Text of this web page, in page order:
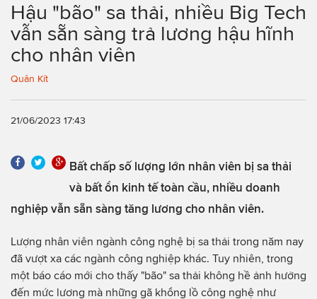
Hậu "bão" sa thải, nhiều Big Tech
vẫn sẵn sàng trả lương hậu hĩnh
cho nhân viên
Quân Kít
21/06/2023 17:43
Bất chấp số lượng lớn nhân viên bị sa thải
và bất ổn kinh tế toàn cầu, nhiều doanh
nghiệp vẫn sẵn sàng tăng lương cho nhân viên.
Lượng nhân viên ngành công nghệ bị sa thải trong năm nay
đã vượt xa các ngành công nghiệp khác. Tuy nhiên, trong
một báo cáo mới cho thấy "bão" sa thải không hề ảnh hưởng
đến mức lương mà những gã khổng lồ công nghệ như